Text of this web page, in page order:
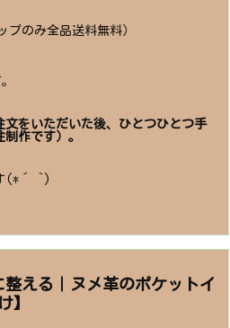
プのみ全品送料無料）
文をいただいた後、ひとつひとつ手
作です）。
す(*´ `)
える｜ヌメ革のポケットイ
】